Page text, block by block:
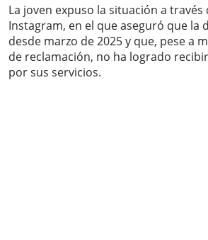
La joven expuso la situación a través
Instagram, en el que aseguró que la
desde marzo de 2025 y que, pese a
de reclamación, no ha logrado
por sus servicios.